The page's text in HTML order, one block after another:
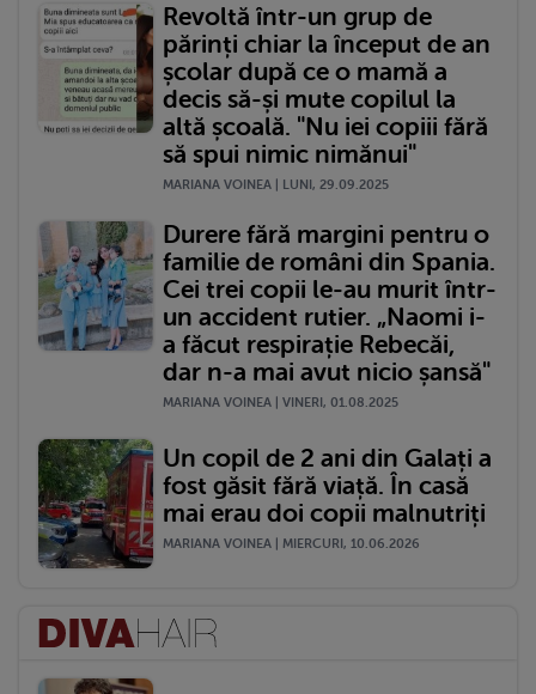
Revoltă într-un grup de
părinți chiar la început de an
școlar după ce o mamă a
decis să-și mute copilul la
altă școală. "Nu iei copiii fără
să spui nimic nimănui"
MARIANA VOINEA | LUNI, 29.09.2025
Durere fără margini pentru o
familie de români din Spania.
Cei trei copii le-au murit într-
un accident rutier. „Naomi i-
a făcut respirație Rebecăi,
dar n-a mai avut nicio șansă"
MARIANA VOINEA | VINERI, 01.08.2025
Un copil de 2 ani din Galați a
fost găsit fără viață. În casă
mai erau doi copii malnutriți
MARIANA VOINEA | MIERCURI, 10.06.2026